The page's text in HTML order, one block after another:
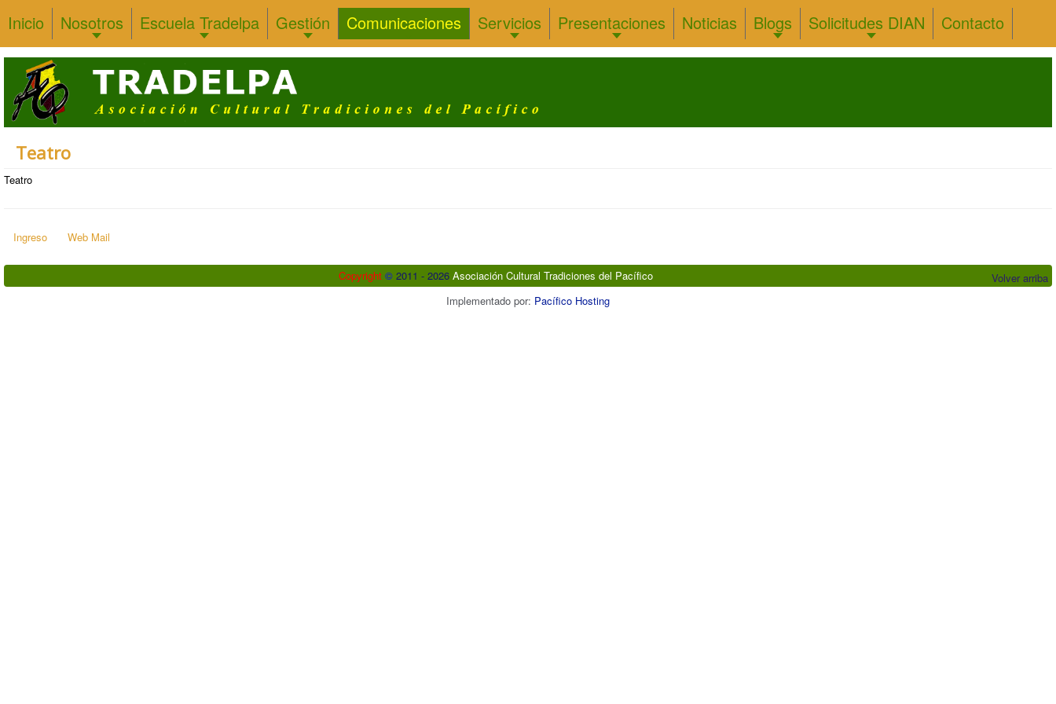
Inicio Nosotros Escuela Tradelpa Gestión Comunicaciones Servicios Presentaciones Noticias Blogs Solicitudes DIAN Contacto
Teatro
Teatro
Ingreso Web Mail
Volver arriba
Copyright © 2011 - 2026 Asociación Cultural Tradiciones del Pacífico
Implementado por: Pacífico Hosting